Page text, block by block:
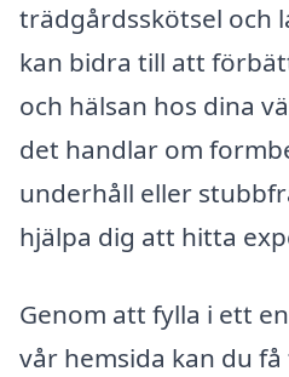
trädgårdsskötsel och
kan bidra till att
och hälsan hos dina
det handlar om
underhåll eller
hjälpa dig att hitta
Genom att fylla i ett
vår hemsida kan du